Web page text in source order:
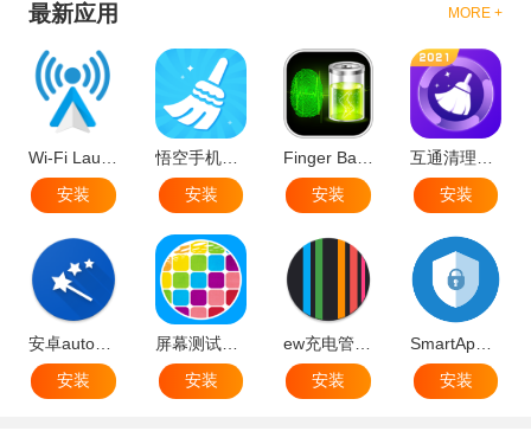
最新应用 MORE +
安装
安装
安装
安装
安卓automagic定时开启app
安装
安装
安装
安装